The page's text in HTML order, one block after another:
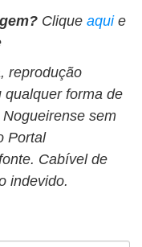
Clique aqui e
reprodução
qualquer forma de
sem
Portal
Cabível de
indevido.